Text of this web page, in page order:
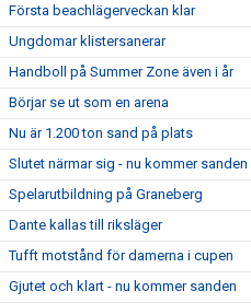
Första beachlägerveckan klar
Ungdomar klistersanerar
Handboll på Summer Zone även i år
Börjar se ut som en arena
Nu är 1.200 ton sand på plats
Slutet närmar sig - nu kommer sanden
Spelarutbildning på Graneberg
Dante kallas till riksläger
Tufft motstånd för damerna i cupen
Gjutet och klart - nu kommer sanden